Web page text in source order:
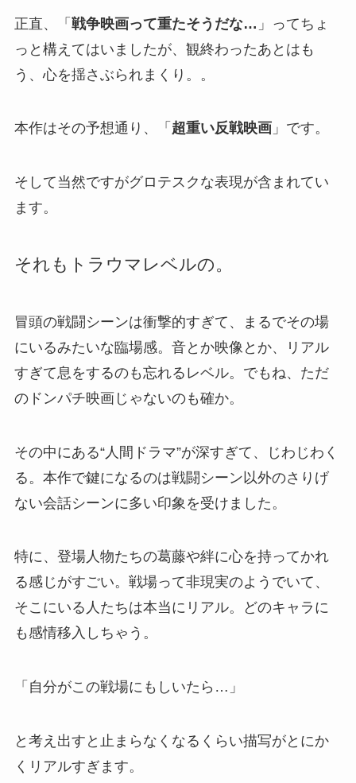
正直、「 戦争映画って重たそうだな… 」ってちょ
っと構えてはいましたが、観終わったあとはも
う、心を揺さぶられまくり。。
本作はその予想通り、「 超重い反戦映画」です。
そして当然ですがグロテスクな表現が含まれてい
ます。
それもトラウマレベルの。
冒頭の戦闘シーンは衝撃的すぎて、まるでその場
にいるみたいな臨場感。音とか映像とか、リアル
すぎて息をするのも忘れるレベル。でもね、ただ
のドンパチ映画じゃないのも確か。
その中にある“人間ドラマ”が深すぎて、じわじわく
る。本作で鍵になるのは戦闘シーン以外のさりげ
ない会話シーンに多い印象を受けました。
特に、登場人物たちの葛藤や絆に心を持ってかれ
る感じがすごい。戦場って非現実のようでいて、
そこにいる人たちは本当にリアル。どのキャラに
も感情移入しちゃう。
「自分がこの戦場にもしいたら…」
と考え出すと止まらなくなるくらい描写がとにか
くリアルすぎます。